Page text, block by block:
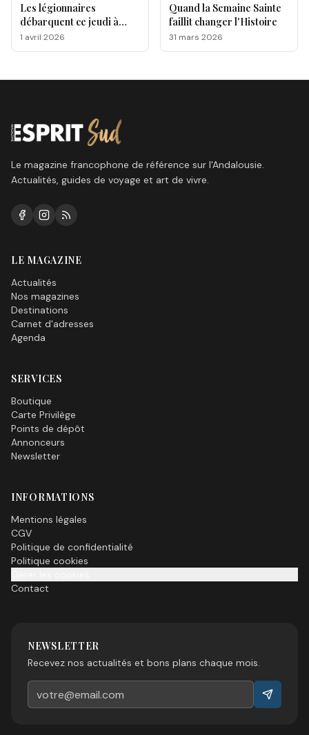
Les légionnaires
débarquent ce jeudi à
Málaga, voici le
programme !
1 avril 2026
Quand la Semaine Sainte
faillit changer l'Histoire
31 mars 2026
Le magazine francophone de référence sur l'Andalousie.
Actualités, guides de voyage et art de vivre.
LE MAGAZINE
Actualités
Nos magazines
Destinations
Carnet d'adresses
Agenda
SERVICES
Boutique
Carte Privilège
Points de dépôt
Annonceurs
Newsletter
INFORMATIONS
Mentions légales
CGV
Politique de confidentialité
Politique cookies
Contact
NEWSLETTER
Recevez nos actualités et bons plans chaque mois.